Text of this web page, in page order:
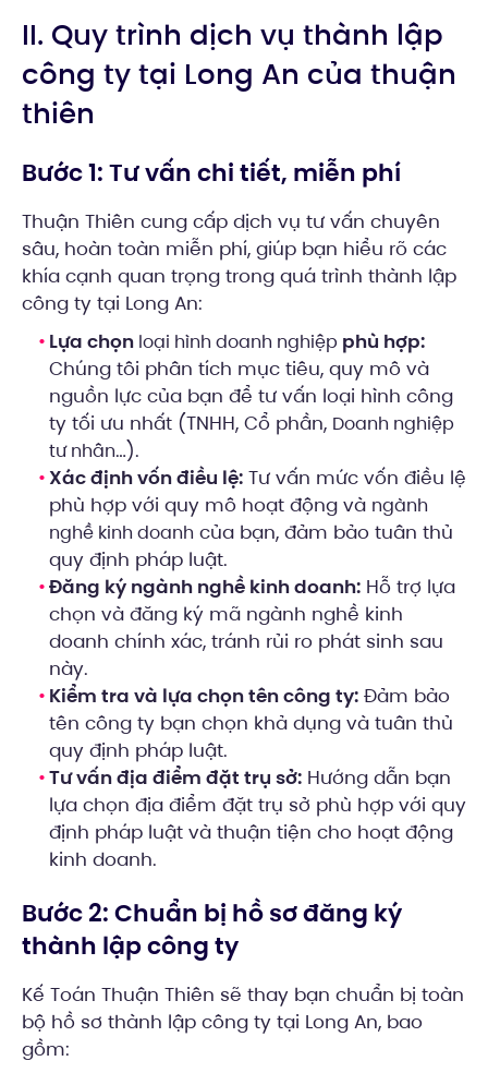
II. Quy trình dịch vụ thành lập
công ty tại Long An của thuận
thiên
Bước 1: Tư vấn chi tiết, miễn phí
Thuận Thiên cung cấp dịch vụ tư vấn chuyên
sâu, hoàn toàn miễn phí, giúp bạn hiểu rõ các
khía cạnh quan trọng trong quá trình thành lập
công ty tại Long An:
Lựa chọn loại hình doanh nghiệp phù hợp:
Chúng tôi phân tích mục tiêu, quy mô và
nguồn lực của bạn để tư vấn loại hình công
ty tối ưu nhất (TNHH, Cổ phần, Doanh nghiệp
tư nhân…).
Xác định vốn điều lệ: Tư vấn mức vốn điều lệ
phù hợp với quy mô hoạt động và ngành
nghề kinh doanh của bạn, đảm bảo tuân thủ
quy định pháp luật.
Đăng ký ngành nghề kinh doanh: Hỗ trợ lựa
chọn và đăng ký mã ngành nghề kinh
doanh chính xác, tránh rủi ro phát sinh sau
này.
Kiểm tra và lựa chọn tên công ty: Đảm bảo
tên công ty bạn chọn khả dụng và tuân thủ
quy định pháp luật.
Tư vấn địa điểm đặt trụ sở: Hướng dẫn bạn
lựa chọn địa điểm đặt trụ sở phù hợp với quy
định pháp luật và thuận tiện cho hoạt động
kinh doanh.
Bước 2: Chuẩn bị hồ sơ đăng ký
thành lập công ty
Kế Toán Thuận Thiên sẽ thay bạn chuẩn bị toàn
bộ hồ sơ thành lập công ty tại Long An, bao
gồm: